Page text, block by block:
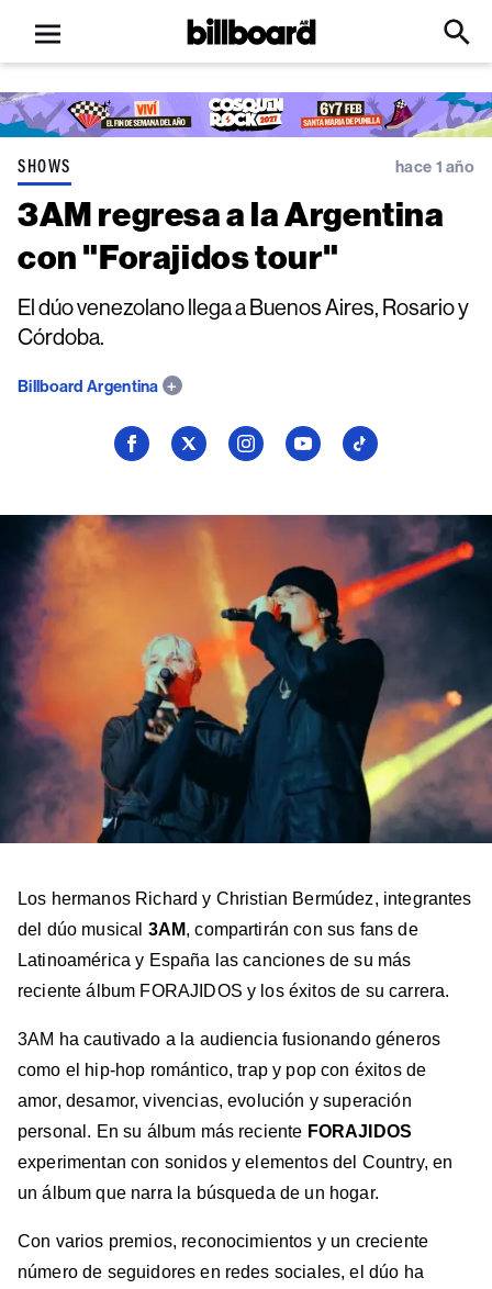
Open
menu
Billboard
Click
Input
SHOWS hace 1 año
3AM regresa a la Argentina
con "Forajidos tour"
El dúo venezolano llega a Buenos Aires, Rosario y
Córdoba.
Billboard Argentina
Seguí
en
Facebook
Seguí
en
Seguí
en
Seguí
en
YouTube
Seguí
en
TikTok
Los hermanos Richard y Christian Bermúdez, integrantes
del dúo musical 3AM, compartirán con sus fans de
Latinoamérica y España las canciones de su más
reciente álbum FORAJIDOS y los éxitos de su carrera.
3AM ha cautivado a la audiencia fusionando géneros
como el hip-hop romántico, trap y pop con éxitos de
amor, desamor, vivencias, evolución y superación
personal. En su álbum más reciente FORAJIDOS
experimentan con sonidos y elementos del Country, en
un álbum que narra la búsqueda de un hogar.
Con varios premios, reconocimientos y un creciente
número de seguidores en redes sociales, el dúo ha